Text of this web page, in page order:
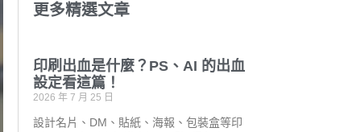
更多精選文章
印刷出血是什麼？PS、AI 的出血
設定看這篇！
2026 年 7 月 25 日
設計名片、DM、貼紙、海報、包裝盒等印